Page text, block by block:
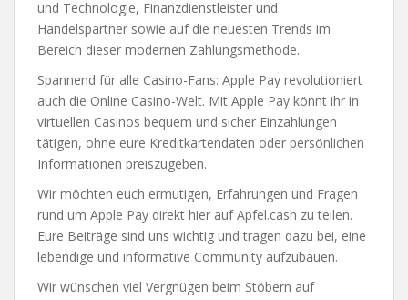
und Technologie, Finanzdienstleister und
Handelspartner sowie auf die neuesten Trends im
Bereich dieser modernen Zahlungsmethode.
Spannend für alle Casino-Fans: Apple Pay revolutioniert
auch die Online Casino-Welt. Mit Apple Pay könnt ihr in
virtuellen Casinos bequem und sicher Einzahlungen
tätigen, ohne eure Kreditkartendaten oder persönlichen
Informationen preiszugeben.
Wir möchten euch ermutigen, Erfahrungen und Fragen
rund um Apple Pay direkt hier auf Apfel.cash zu teilen.
Eure Beiträge sind uns wichtig und tragen dazu bei, eine
lebendige und informative Community aufzubauen.
Wir wünschen viel Vergnügen beim Stöbern auf